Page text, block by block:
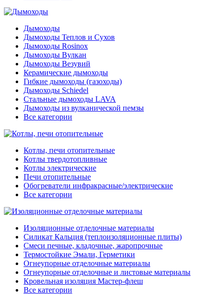
Дымоходы
Дымоходы Теплов и Сухов
Дымоходы Rosinox
Дымоходы Вулкан
Дымоходы Везувий
Керамические дымоходы
Гибкие дымоходы (газоходы)
Дымоходы Schiedel
Стальные дымоходы LAVA
Дымоходы из вулканической пемзы
Все категории
Котлы, печи отопительные
Котлы твердотопливные
Котлы электрические
Печи отопительные
Обогреватели инфракрасные/электрические
Все категории
Изоляционные отделочные материалы
Силикат Кальция (теплоизоляционные плиты)
Смеси печные, кладочные, жаропрочные
Термостойкие Эмали, Герметики
Огнеупорные отделочные материалы
Огнеупорные отделочные и листовые материалы
Кровельная изоляция Мастер-флеш
Все категории